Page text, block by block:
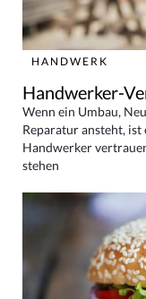
HANDWERK
Handwerker-
Wenn ein Umbau,
Reparatur ansteht, ist
Handwerker
stehen